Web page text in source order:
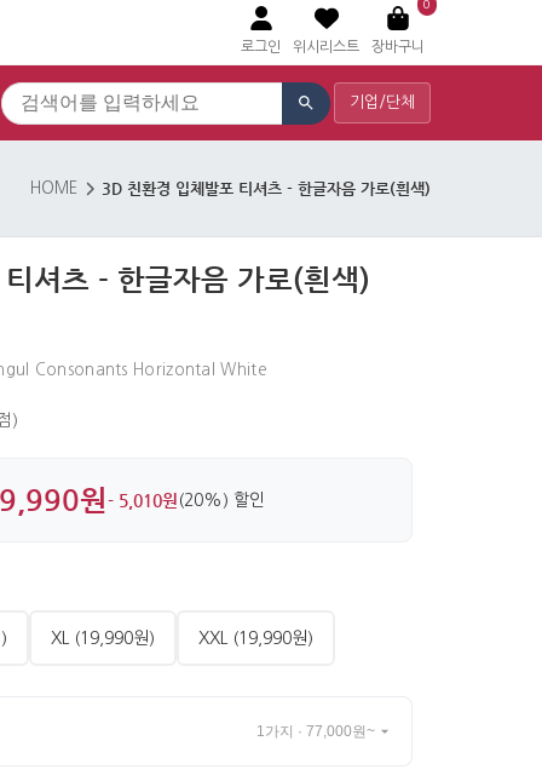
로그인 위시리스트
0
장바구니
기업/단체
HOME 3D 친환경 입체발포 티셔츠 - 한글자음 가로(흰색)
셔츠 - 한글자음 가로(흰색)
Consonants Horizontal White
)
원- 5,010원 (20%) 할인
XL (19,990원) XXL (19,990원)
1가지 · 77,000원~